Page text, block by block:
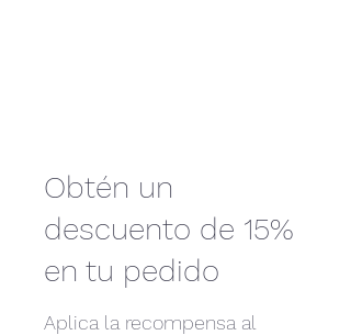
Obtén un
descuento de 15%
en tu pedido
Aplica la recompensa al